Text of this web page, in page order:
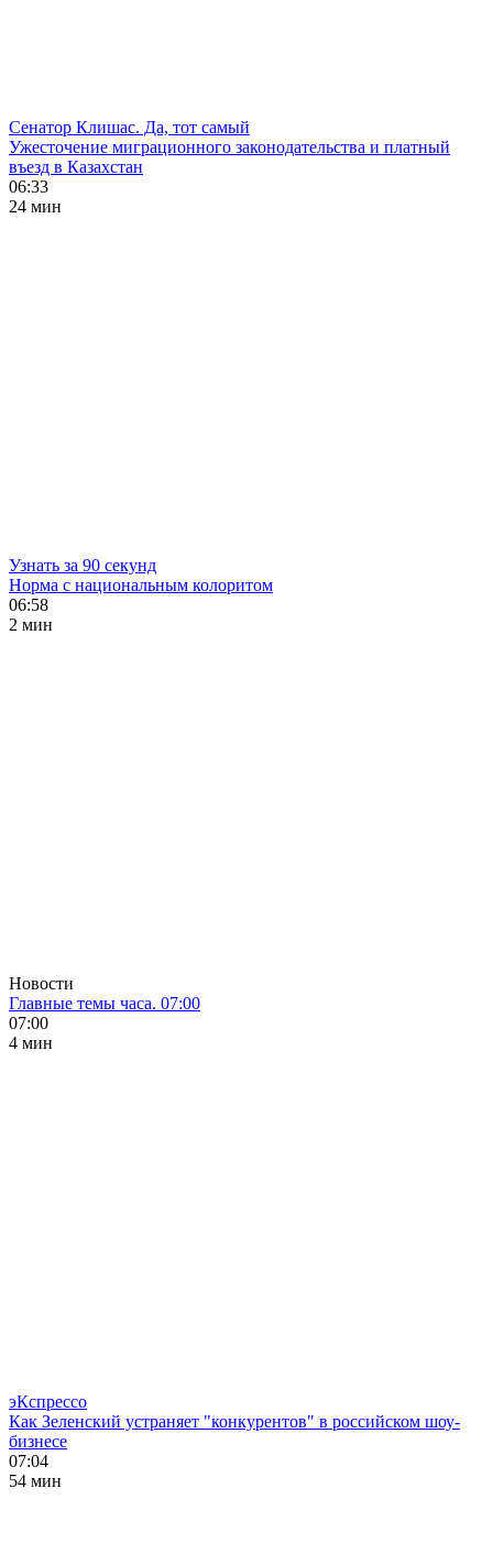
Сенатор Клишас. Да, тот самый
Ужесточение миграционного законодательства и платный
въезд в Казахстан
06:33
24 мин
Узнать за 90 секунд
Норма с национальным колоритом
06:58
2 мин
Новости
Главные темы часа. 07:00
07:00
4 мин
эКспрессо
Как Зеленский устраняет "конкурентов" в российском шоу-
бизнесе
07:04
54 мин